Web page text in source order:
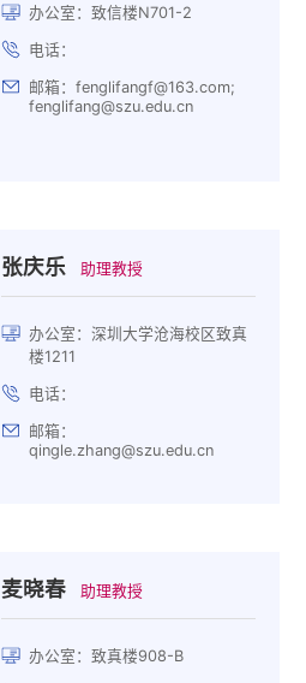
办公室：致信楼N701-2
电话：
邮箱：fenglifangf@163.com;
fenglifang@szu.edu.cn
张庆乐 助理教授
办公室：深圳大学沧海校区致真
楼1211
电话：
邮箱：
qingle.zhang@szu.edu.cn
麦晓春 助理教授
办公室：致真楼908-B